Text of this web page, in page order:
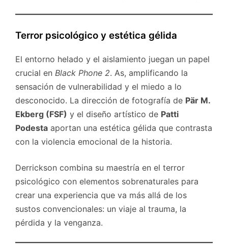
Terror psicológico y estética gélida
El entorno helado y el aislamiento juegan un papel
crucial en Black Phone 2. As, amplificando la
sensación de vulnerabilidad y el miedo a lo
desconocido. La dirección de fotografía de Pär M.
Ekberg (FSF) y el diseño artístico de Patti
Podesta aportan una estética gélida que contrasta
con la violencia emocional de la historia.
Derrickson combina su maestría en el terror
psicológico con elementos sobrenaturales para
crear una experiencia que va más allá de los
sustos convencionales: un viaje al trauma, la
pérdida y la venganza.